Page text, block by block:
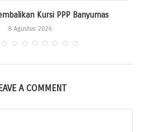
Kursi PPP Banyumas
8 Agustus 2026
A COMMENT